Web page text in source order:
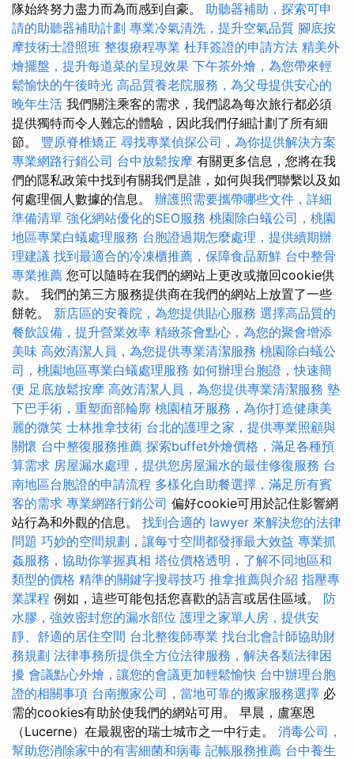
隊始終努力盡力而為而感到自豪。 助聽器補助，探索可申
請的助聽器補助計劃 專業冷氣清洗，提升空氣品質 腳底按
摩技術士證照班 整復療程專業 杜拜簽證的申請方法 精美外
燴擺盤，提升每道菜的呈現效果 下午茶外燴，為您帶來輕
鬆愉快的午後時光 高品質養老院服務，為父母提供安心的
晚年生活 我們關注乘客的需求，我們認為每次旅行都必須
提供獨特而令人難忘的體驗，因此我們仔細計劃了所有細
節。 豐原脊椎矯正 尋找專業偵探公司，為你提供解決方案
專業網路行銷公司 台中放鬆按摩 有關更多信息，您將在我
們的隱私政策中找到有關我們是誰，如何與我們聯繫以及如
何處理個人數據的信息。 辦護照需要攜帶哪些文件，詳細
準備清單 強化網站優化的SEO服務 桃園除白蟻公司，桃園
地區專業白蟻處理服務 台胞證過期怎麼處理，提供續期辦
理建議 找到最適合的冷凍櫃推薦，保障食品新鮮 台中整骨
專業推薦 您可以隨時在我們的網站上更改或撤回cookie供
款。 我們的第三方服務提供商在我們的網站上放置了一些
餅乾。 新店區的安養院，為您提供貼心服務 選擇高品質的
餐飲設備，提升營業效率 精緻茶會點心，為您的聚會增添
美味 高效清潔人員，為您提供專業清潔服務 桃園除白蟻公
司，桃園地區專業白蟻處理服務 如何辦理台胞證，快速簡
便 足底放鬆按摩 高效清潔人員，為您提供專業清潔服務 墊
下巴手術，重塑面部輪廓 桃園植牙服務，為你打造健康美
麗的微笑 士林推拿技術 台北的護理之家，提供專業照顧與
關懷 台中整復服務推薦 探索buffet外燴價格，滿足各種預
算需求 房屋漏水處理，提供您房屋漏水的最佳修復服務 台
南地區台胞證的申請流程 多樣化自助餐選擇，滿足所有賓
客的需求 專業網路行銷公司 偏好cookie可用於記住影響網
站行為和外觀的信息。 找到合適的 lawyer 來解決您的法律
問題 巧妙的空間規劃，讓每寸空間都發揮最大效益 專業抓
姦服務，協助你掌握真相 塔位價格透明，了解不同地區和
類型的價格 精準的關鍵字搜尋技巧 推拿推薦與介紹 指壓專
業課程 例如，這些可能包括您喜歡的語言或居住區域。 防
水膠，強效密封您的漏水部位 護理之家單人房，提供安
靜、舒適的居住空間 台北整復師專業 找台北會計師協助財
務規劃 法律事務所提供全方位法律服務，解決各類法律困
擾 會議點心外燴，讓您的會議更加輕鬆愉快 台中辦理台胞
證的相關事項 台南搬家公司，當地可靠的搬家服務選擇 必
需的cookies有助於使我們的網站可用。 早晨，盧塞恩
（Lucerne）在最親密的瑞士城市之一中行走。 消毒公司，
幫助您消除家中的有害細菌和病毒 記帳服務推薦 台中養生